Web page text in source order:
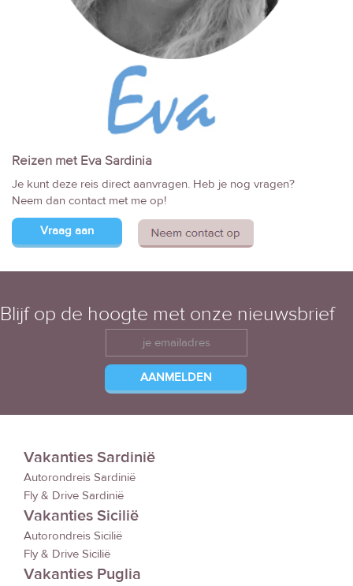
Reizen met Eva Sardinia
Je kunt deze reis direct aanvragen. Heb je nog vragen?
Neem dan contact met me op!
Vraag aan
Blijf op de hoogte met onze nieuwsbrief
Vakanties Sardinië
Autorondreis Sardinië
Fly & Drive Sardinië
Vakanties Sicilië
Autorondreis Sicilië
Fly & Drive Sicilië
Vakanties Puglia